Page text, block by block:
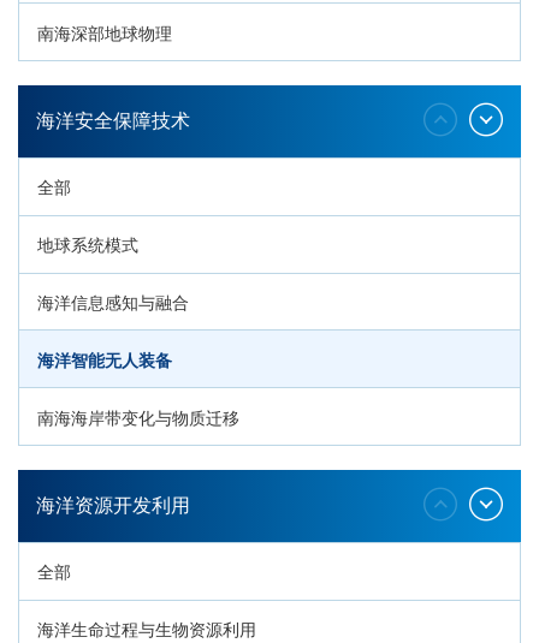
南海深部地球物理
深海生命与生态过程
海洋安全保障技术
全部
地球系统模式
海洋信息感知与融合
海洋智能无人装备
南海海岸带变化与物质迁移
环南海地质过程与灾害响应
海洋资源开发利用
全部
海洋生命过程与生物资源利用